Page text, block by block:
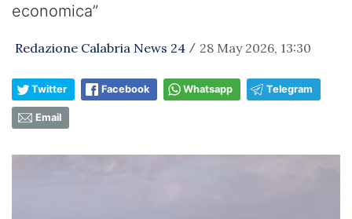
economica”
Redazione Calabria News 24 / 28 May 2026, 13:30
Twitter Facebook Whatsapp Telegram
Email